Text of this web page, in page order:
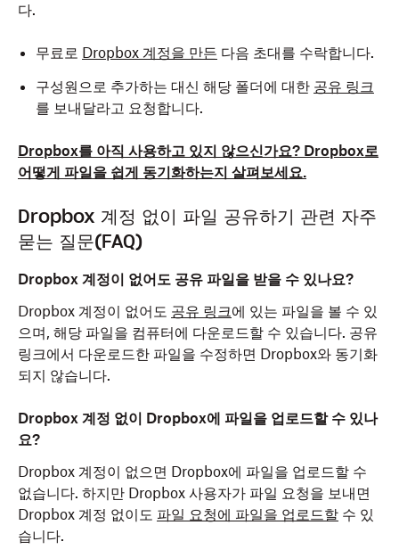
다.
무료로 Dropbox 계정을 만든 다음 초대를 수락합니다.
구성원으로 추가하는 대신 해당 폴더에 대한 공유 링크
를 보내달라고 요청합니다.
Dropbox를 아직 사용하고 있지 않으신가요? Dropbox로
어떻게 파일을 쉽게 동기화하는지 살펴보세요.
Dropbox 계정 없이 파일 공유하기 관련 자주
묻는 질문(FAQ)
Dropbox 계정이 없어도 공유 파일을 받을 수 있나요?
Dropbox 계정이 없어도 공유 링크에 있는 파일을 볼 수 있
으며, 해당 파일을 컴퓨터에 다운로드할 수 있습니다. 공유
링크에서 다운로드한 파일을 수정하면 Dropbox와 동기화
되지 않습니다.
Dropbox 계정 없이 Dropbox에 파일을 업로드할 수 있나
요?
Dropbox 계정이 없으면 Dropbox에 파일을 업로드할 수
없습니다. 하지만 Dropbox 사용자가 파일 요청을 보내면
Dropbox 계정 없이도 파일 요청에 파일을 업로드할 수 있
습니다.